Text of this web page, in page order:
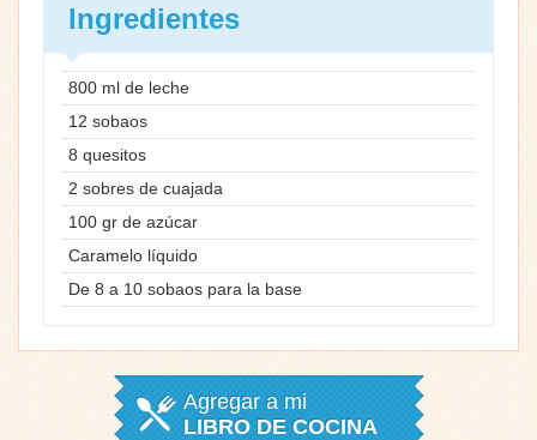
Ingredientes
800 ml de leche
12 sobaos
8 quesitos
2 sobres de cuajada
100 gr de azúcar
Caramelo líquido
De 8 a 10 sobaos para la base
Agregar a mi
LIBRO DE COCINA